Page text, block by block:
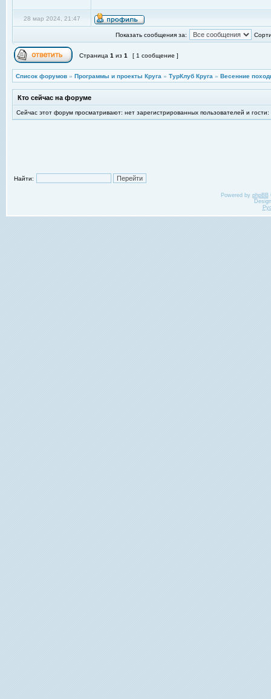
28 мар 2024, 21:47
Показать сообщения за:
Страница 1 из 1 [ 1 сообщение ]
Список форумов » Программы и проекты Круга » ТурКлуб Круга » Весенние
Кто сейчас на форуме
Сейчас этот форум просматривают: нет зарегистрированных пользователей и гости:
Найти:
Powered by phpBB